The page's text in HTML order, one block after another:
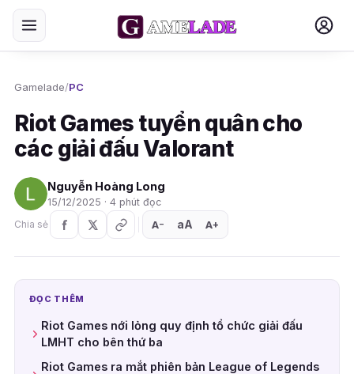
Gamelade/PC
Riot Games tuyển quân cho
các giải đấu Valorant
Nguyễn Hoàng Long
15/12/2025 · 4 phút đọc
Chia sẻ
A− aA A+
ĐỌC THÊM
Riot Games nới lỏng quy định tổ chức giải đấu
LMHT cho bên thứ ba
Riot Games ra mắt phiên bản League of Legends